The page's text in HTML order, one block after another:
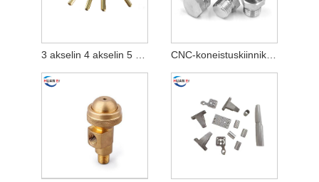
3 akselin 4 akselin 5 akselin CNC-sorvaus- ja jyrsintätyöstöosat CNC-koneistuskiinnike mekaaniseen teollisuuteen